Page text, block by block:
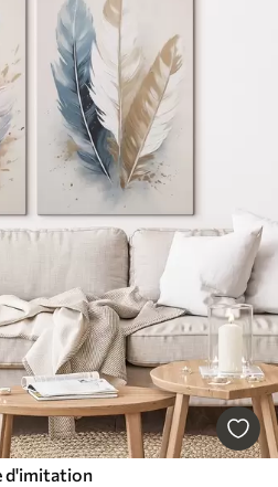
d'imitation